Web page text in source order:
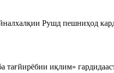
Рушд пешниҳод
иқлим»